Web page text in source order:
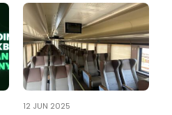
12 JUN 2025